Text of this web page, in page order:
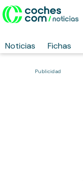
Noticias Fichas
Publicidad